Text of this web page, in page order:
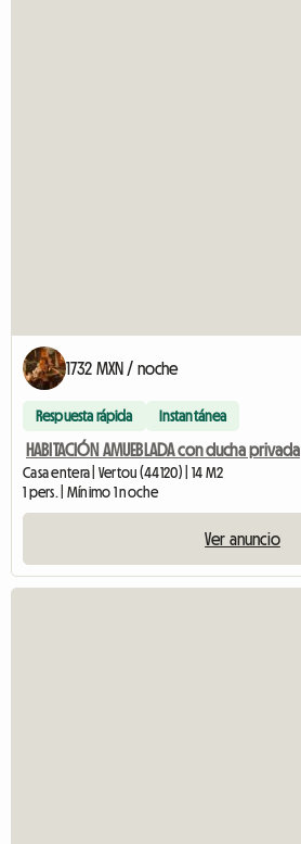
1732 MXN / noche
Respuesta rápida Instantánea
HABITACIÓN AMUEBLADA con ducha privada
Casa entera | Vertou (44120) | 14 M2
1 pers. | Mínimo 1 noche
Ver anuncio